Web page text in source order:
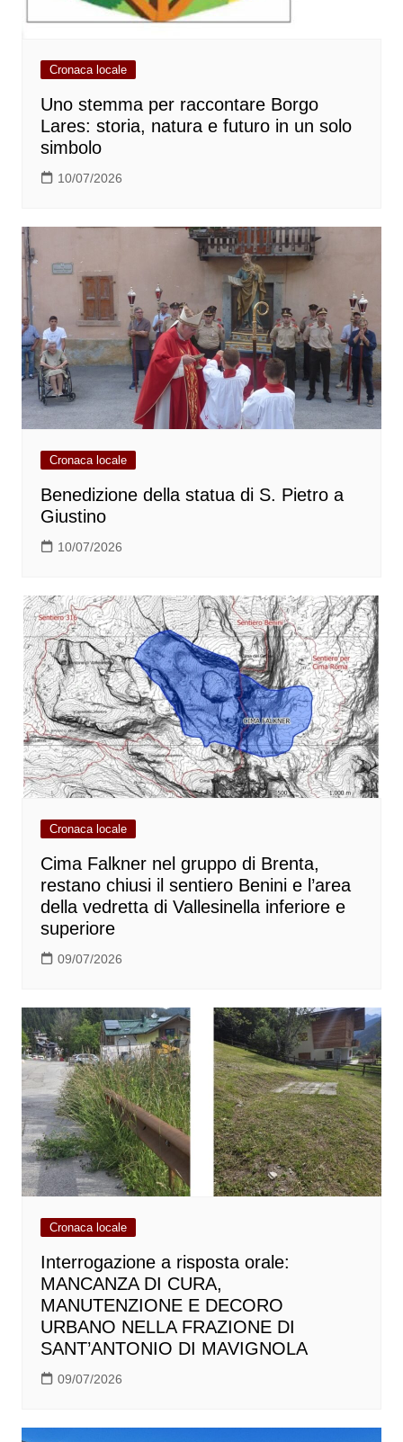
Cronaca locale
Uno stemma per raccontare Borgo
Lares: storia, natura e futuro in un solo
simbolo
10/07/2026
Cronaca locale
Benedizione della statua di S. Pietro a
Giustino
10/07/2026
Cronaca locale
Cima Falkner nel gruppo di Brenta,
restano chiusi il sentiero Benini e l’area
della vedretta di Vallesinella inferiore e
superiore
09/07/2026
Cronaca locale
Interrogazione a risposta orale:
MANCANZA DI CURA,
MANUTENZIONE E DECORO
URBANO NELLA FRAZIONE DI
SANT’ANTONIO DI MAVIGNOLA
09/07/2026